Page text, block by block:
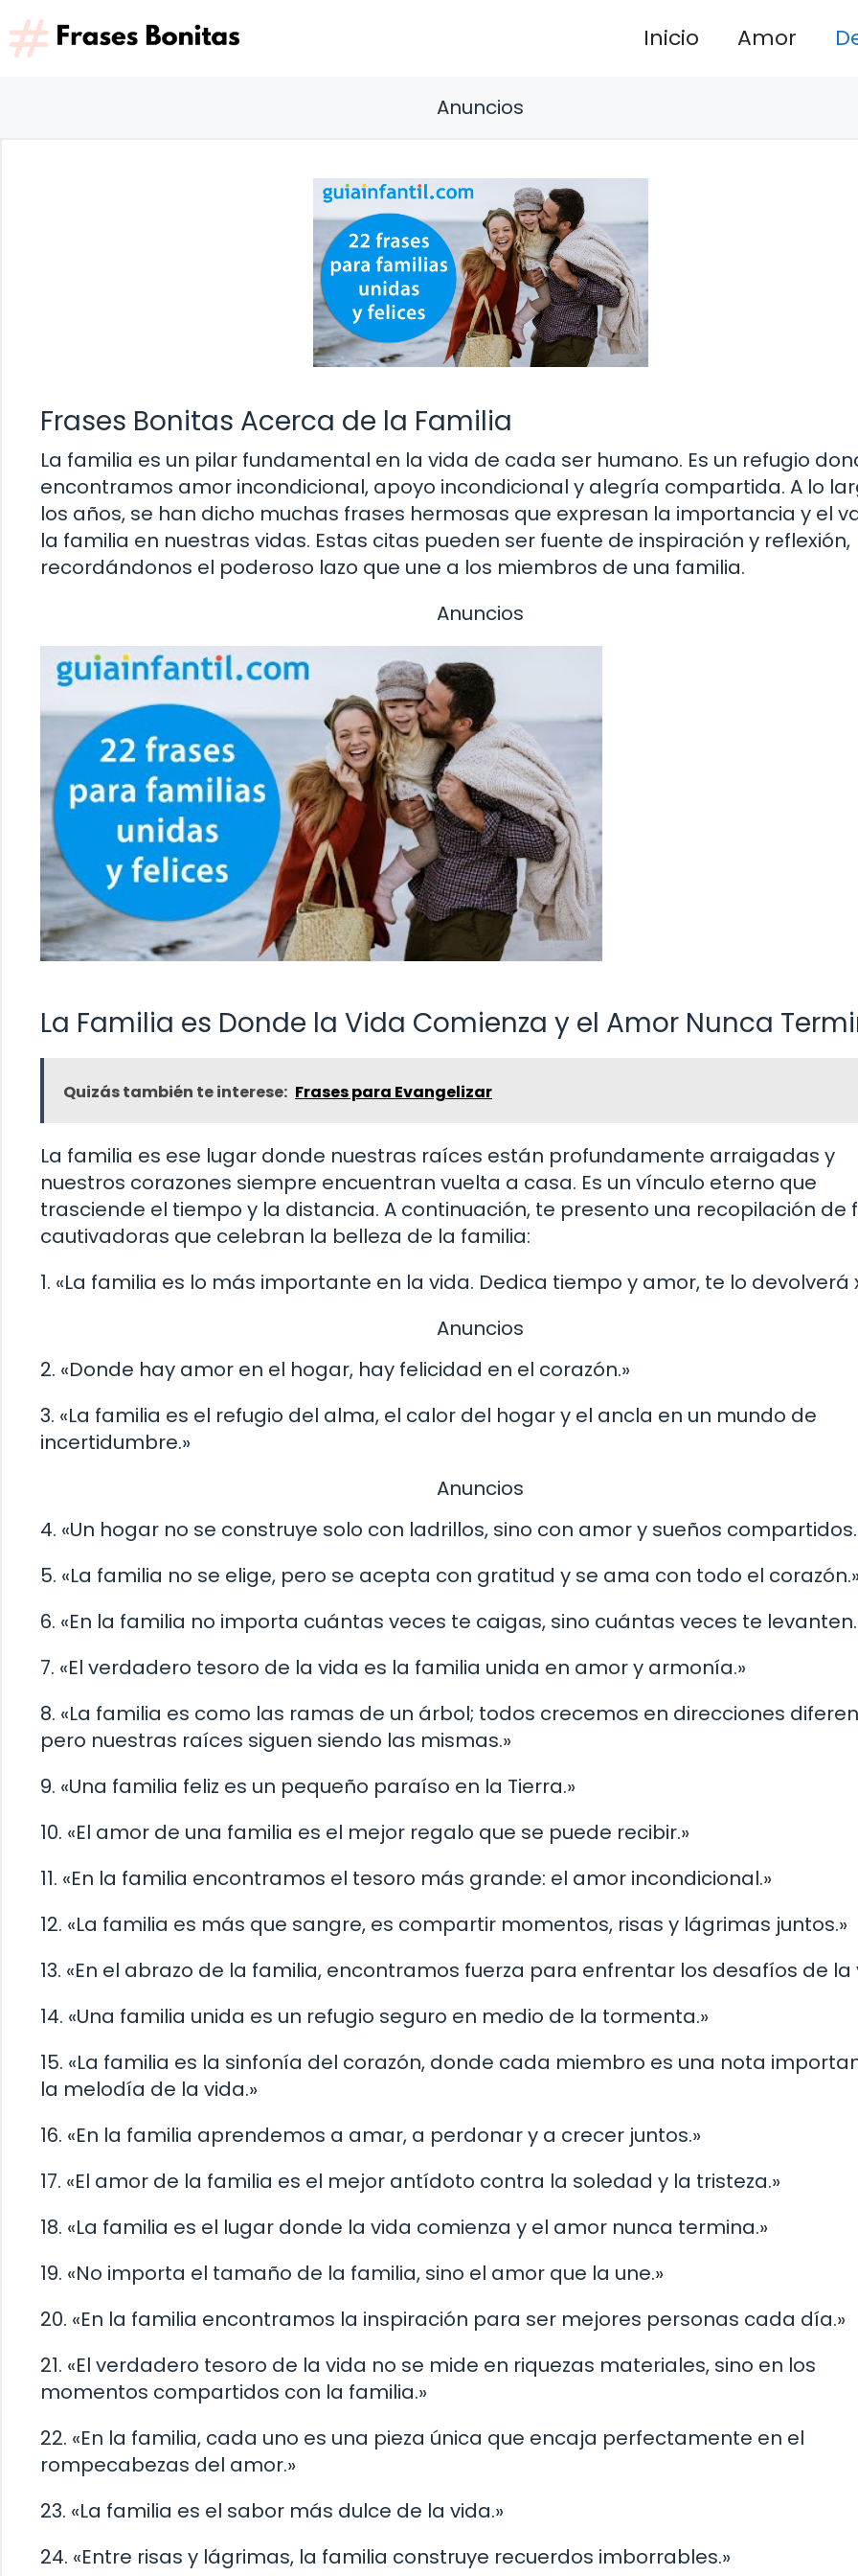
Saltar
al
contenido
Inicio Amor
Anuncios
Frases Bonitas Acerca de la Familia
La familia es un pilar fundamental en la vida de cada ser humano. Es un refugio
encontramos amor incondicional, apoyo incondicional y alegría compartida. A lo
los años, se han dicho muchas frases hermosas que expresan la importancia y el
la familia en nuestras vidas. Estas citas pueden ser fuente de inspiración y reflexión,
recordándonos el poderoso lazo que une a los miembros de una familia.
Anuncios
La Familia es Donde la Vida Comienza y el Amor Nunca
Quizás también te interese: Frases para Evangelizar
La familia es ese lugar donde nuestras raíces están profundamente arraigadas y
nuestros corazones siempre encuentran vuelta a casa. Es un vínculo eterno que
trasciende el tiempo y la distancia. A continuación, te presento una recopilación de
cautivadoras que celebran la belleza de la familia:
1. «La familia es lo más importante en la vida. Dedica tiempo y amor, te lo devolverá
Anuncios
2. «Donde hay amor en el hogar, hay felicidad en el corazón.»
3. «La familia es el refugio del alma, el calor del hogar y el ancla en un mundo de
incertidumbre.»
Anuncios
4. «Un hogar no se construye solo con ladrillos, sino con amor y sueños
5. «La familia no se elige, pero se acepta con gratitud y se ama con todo el
6. «En la familia no importa cuántas veces te caigas, sino cuántas veces te
7. «El verdadero tesoro de la vida es la familia unida en amor y armonía.»
8. «La familia es como las ramas de un árbol; todos crecemos en direcciones
pero nuestras raíces siguen siendo las mismas.»
9. «Una familia feliz es un pequeño paraíso en la Tierra.»
10. «El amor de una familia es el mejor regalo que se puede recibir.»
11. «En la familia encontramos el tesoro más grande: el amor incondicional.»
12. «La familia es más que sangre, es compartir momentos, risas y lágrimas juntos.»
13. «En el abrazo de la familia, encontramos fuerza para enfrentar los desafíos de la
14. «Una familia unida es un refugio seguro en medio de la tormenta.»
15. «La familia es la sinfonía del corazón, donde cada miembro es una nota
la melodía de la vida.»
16. «En la familia aprendemos a amar, a perdonar y a crecer juntos.»
17. «El amor de la familia es el mejor antídoto contra la soledad y la tristeza.»
18. «La familia es el lugar donde la vida comienza y el amor nunca termina.»
19. «No importa el tamaño de la familia, sino el amor que la une.»
20. «En la familia encontramos la inspiración para ser mejores personas cada día.»
21. «El verdadero tesoro de la vida no se mide en riquezas materiales, sino en los
momentos compartidos con la familia.»
22. «En la familia, cada uno es una pieza única que encaja perfectamente en el
rompecabezas del amor.»
23. «La familia es el sabor más dulce de la vida.»
24. «Entre risas y lágrimas, la familia construye recuerdos imborrables.»